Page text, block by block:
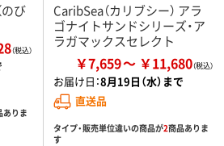
び
ありま
CaribSea（カリブシー） アラ
ゴナイトサンドシリーズ・ア
ラガマックスセレクト
￥7,659 ￥11,680
お届け日：8月19日（水）まで
直送品
タイプ・販売単位違いの商品が2商品ありま
す